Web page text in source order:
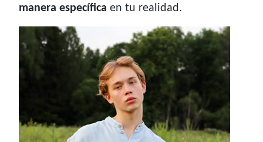
manera específica en tu realidad.